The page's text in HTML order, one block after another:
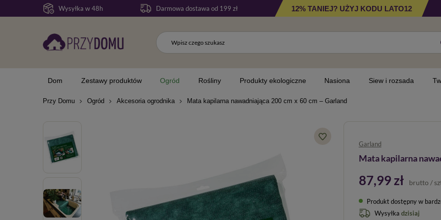
Wysyłka w 48h Darmowa dostawa od 199 zł 12% TANIEJ? UŻYJ KODU LATO12
Dom Zestawy produktów Ogród Rośliny Produkty ekologiczne Nasiona Siew i rozsada
Przy Domu Ogród Akcesoria ogrodnika Mata kapilarna nawadniająca 200 cm x 60 cm – Garland
Garland
Mata kapilarna
87,99 zł brutto /
Produkt dostępny w
Wysyłka dzisiaj